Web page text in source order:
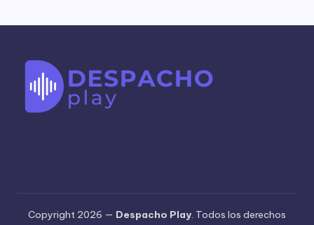
Copyright 2026 — Despacho Play. Todos los derechos